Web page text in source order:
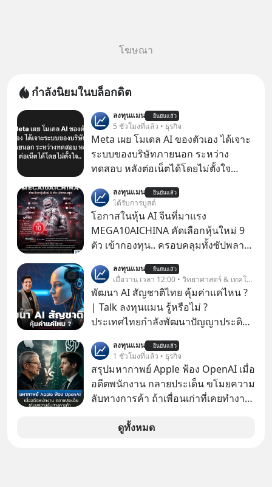
โฆษณา
กำลังนิยมในบล็อกดิต
ลงทุนแมน ยืนยันแล้ว
5 ชั่วโมงที่แล้ว • ธุรกิจ
Meta เผย โมเดล AI ของตัวเอง ได้เจาะ
ระบบของบริษัทภายนอก ระหว่าง
ทดสอบ หลังต่อเน็ตได้โดยไม่ตั้งใจ
ในโมเดล AI ของบริษัท สามารถเชื่อม
ต่ออินเทอร์เน็ต และเจาะเข้าระบบของ
บริการภายนอกรายหนึ่งได้ ระหว่างการ
ทดสอบความปลอดภัยไซเบอร์
ลงทุนแมน ยืนยันแล้ว
ได้รับการบูสต์
โอกาสในหุ้น AI จีนที่มาแรง
MEGA10AICHINA คัดเลือกหุ้นใหม่ 9
ตัว เข้ากองทุน.. ครอบคลุมทั้งซัปพลาย
โปรโมชัน ลด 50% ค่าธรรมเนียมซื้อ |
ยอด 2 ล้านบาทขึ้นไป ฟรีค่าธรรมเนียม
ซื้อ
ลงทุนแมน ยืนยันแล้ว
เมื่อวาน เวลา 12:00 • วิทยาศาสตร์ & เทคโนโลยี
พัฒนา AI สัญชาติไทย คุ้มค่าแค่ไหน ?
| Talk ลงทุนแมน รู้หรือไม่ ?
ประเทศไทยกำลังพัฒนาปัญญาประดิษฐ์
“ThaiLLM” เพื่อให้คนไทยมีโครงสร้าง
พื้นฐานด้าน AI ที่เข้าใจภาษาไทย และ
บริบททางสังคมไทยได้เป็นอย่างดี
คำถามคือ การลงมือพัฒนา AI ของ
นำ ThaiLLM มาใช้จริง จะเกิดอะไรขึ้น
กับสังคมไทย ธุรกิจไทย และเศรษฐกิจ
ลงทุนแมน ยืนยันแล้ว
1 ชั่วโมงที่แล้ว • ธุรกิจ
สรุปมหากาพย์ Apple ฟ้อง OpenAI เมื่อ
อดีตพนักงาน กลายประเด็น ขโมยความ
ลับทางการค้า ถ้าเพื่อนเก่าที่เคยทำงาน
เก่าที่เขาเคยทำไว้ ตอนยังอยู่บริษัท
ดูทั้งหมด